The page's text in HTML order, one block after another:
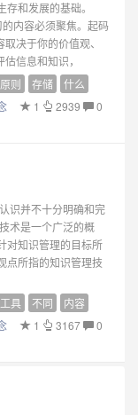
和发展的基础。
内容必须聚焦。起码
决于你的价值观、
信息和知识，
原则 存储
什么
1 2939 0
识并不十分明确和完
术是一个广泛的概
对知识管理的目标所
点所指的知识管理技
工具 不同
内容
1 3167 0